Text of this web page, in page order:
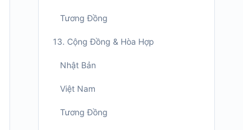
Tương Đồng
13. Cộng Đồng & Hòa Hợp
Nhật Bản
Việt Nam
Tương Đồng